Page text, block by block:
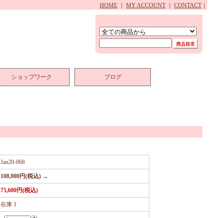
HOME MY ACCOUNT CONTACT
ショップワーク ブログ
Jan20-068
108,000円(税込) →
75,600円(税込)
在庫 1